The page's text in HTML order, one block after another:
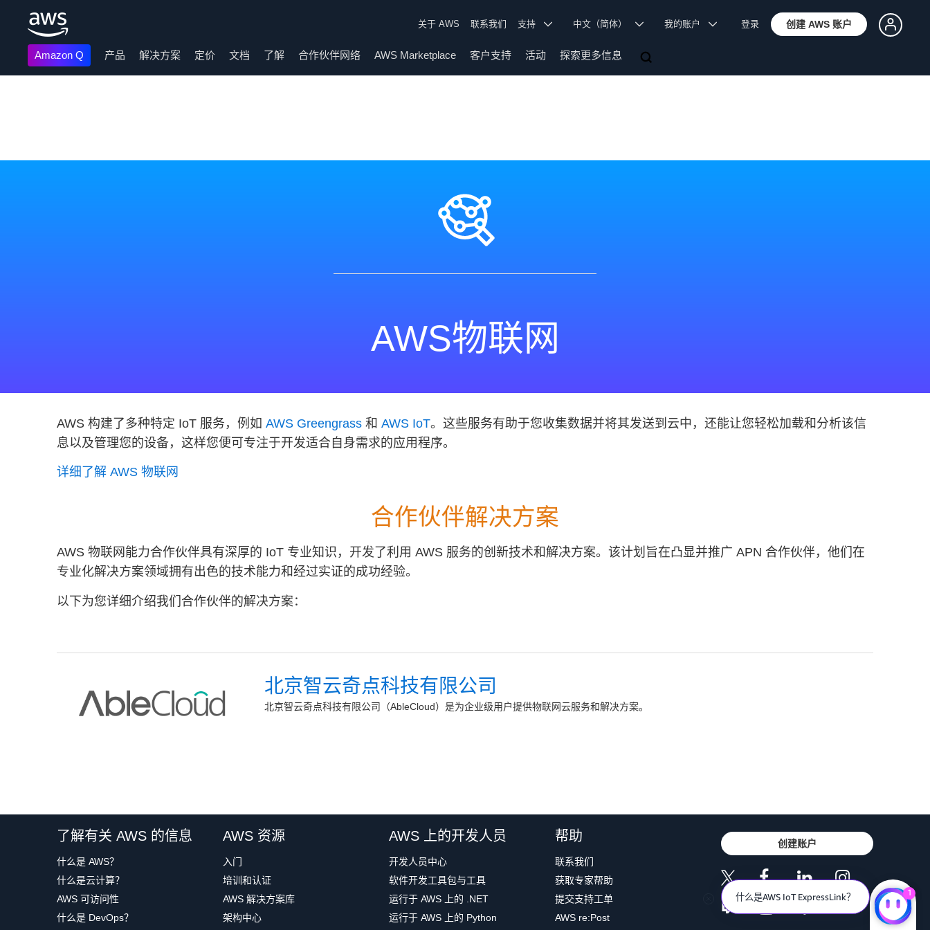
关于 AWS 联系我们 支持 中文（简体） 我的账户 登录 创建 AWS 账户
Amazon Q 产品 解决方案 定价 文档 了解 合作伙伴网络 AWS Marketplace 客户支持 活动 探索更多信息
AWS物联网
AWS 构建了多种特定 IoT 服务，例如 AWS Greengrass 和 AWS IoT。这些服务有助于您收集数据并将其发送到云中，还能让您轻松加载和分析该信
息以及管理您的设备，这样您便可专注于开发适合自身需求的应用程序。
详细了解 AWS 物联网
合作伙伴解决方案
AWS 物联网能力合作伙伴具有深厚的 IoT 专业知识，开发了利用 AWS 服务的创新技术和解决方案。该计划旨在凸显并推广 APN 合作伙伴，他们在
专业化解决方案领域拥有出色的技术能力和经过实证的成功经验。
以下为您详细介绍我们合作伙伴的解决方案：
北京智云奇点科技有限公司
北京智云奇点科技有限公司（AbleCloud）是为企业级用户提供物联网云服务和解决方案。
了解有关 AWS 的信息
什么是 AWS？
什么是云计算？
AWS 可访问性
什么是 DevOps？
AWS 资源
入门
培训和认证
AWS 解决方案库
架构中心
AWS 上的开发人员
开发人员中心
软件开发工具包与工具
运行于 AWS 上的 .NET
运行于 AWS 上的 Python
帮助
联系我们
获取专家帮助
提交支持工单
AWS re:Post
创建账户
什么是AWS IoT ExpressLink？ 1